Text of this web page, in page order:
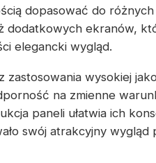
dopasować do
ekranów,
elegancki wygląd.
wysokiej
na zmienne
paneli ułatwia ich
swój atrakcyjny wygląd